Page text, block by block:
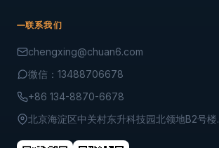
联系我们
chengxing@chuan6.com
微信：13488706678
+86 134-8870-6678
北京海淀区中关村东升科技园北领地B2号楼.